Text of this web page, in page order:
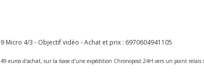
Micro 4/3 - Objectif vidéo - Achat et prix : 6970604941105
euros d'achat, sur la base d'une expédition Chronopost 24H vers un point